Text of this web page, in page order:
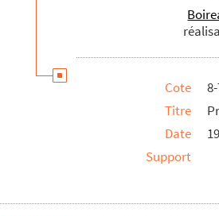
Cote
Titre
Date
Support